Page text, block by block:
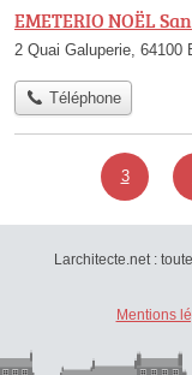
EMETERIO NOËL San
2 Quai Galuperie, 64100
Téléphone
3
Larchitecte.net :
Mentions